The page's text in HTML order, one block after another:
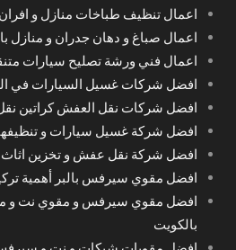
اعمال تنظيف طباخات منازل و
اعمال صباغ و دهان جدران و منازل
اعمال فني ورشة تصليح سيارات
افضل شركات غسيل السيارات في
افضل شركات نقل العفش كراتين
افضل شركة غسيل سيارات و
افضل شركة نقل عفش و تخزين اثاث
افضل مقوي سيرفس بالبر أهمية
افضل مقوي سيرفس و مقوي نت و
بالكويت